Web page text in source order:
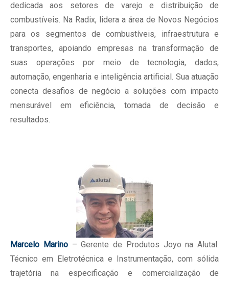
dedicada aos setores de varejo e distribuição de
combustíveis. Na Radix, lidera a área de Novos Negócios
para os segmentos de combustíveis, infraestrutura e
transportes, apoiando empresas na transformação de
suas operações por meio de tecnologia, dados,
automação, engenharia e inteligência artificial. Sua atuação
conecta desafios de negócio a soluções com impacto
mensurável em eficiência, tomada de decisão e
resultados.
Marcelo Marino– Gerente de Produtos Joyo na Alutal.
Técnico em Eletrotécnica e Instrumentação, com sólida
trajetória na especificação e comercialização de